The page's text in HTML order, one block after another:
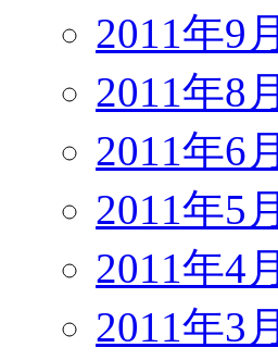
2011年9月
2011年8月
2011年6月
2011年5月
2011年4月
2011年3月